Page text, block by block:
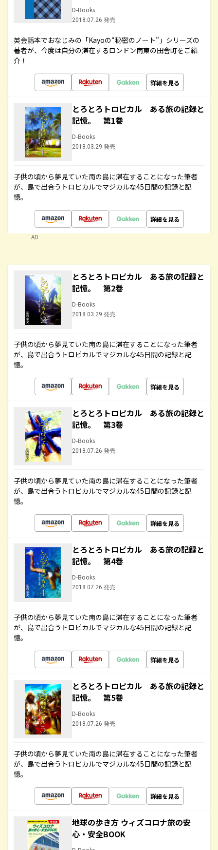
D-Books
2018.07.26 発売
英会話本でおなじみの「Kayoの“秘密のノート”」シリーズの
著者が、今度は自分の滞在するロンドン南東の田舎町をご紹
介！
詳細を見る
とろとろトロピカル ある旅の記録と
記憶。 第1巻
D-Books
2018.03.29 発売
子供の頃から夢見ていた南の島に滞在することになった筆者
が、島で出合うトロピカルでマジカルな45日間の記録と記
憶。
詳細を見る
AD
とろとろトロピカル ある旅の記録と
記憶。 第2巻
D-Books
2018.03.29 発売
子供の頃から夢見ていた南の島に滞在することになった筆者
が、島で出合うトロピカルでマジカルな45日間の記録と記
憶。
詳細を見る
とろとろトロピカル ある旅の記録と
記憶。 第3巻
D-Books
2018.07.26 発売
子供の頃から夢見ていた南の島に滞在することになった筆者
が、島で出合うトロピカルでマジカルな45日間の記録と記
憶。
詳細を見る
とろとろトロピカル ある旅の記録と
記憶。 第4巻
D-Books
2018.07.26 発売
子供の頃から夢見ていた南の島に滞在することになった筆者
が、島で出合うトロピカルでマジカルな45日間の記録と記
憶。
詳細を見る
とろとろトロピカル ある旅の記録と
記憶。 第5巻
D-Books
2018.07.26 発売
子供の頃から夢見ていた南の島に滞在することになった筆者
が、島で出合うトロピカルでマジカルな45日間の記録と記
憶。
詳細を見る
地球の歩き方 ウィズコロナ旅の安
心・安全BOOK